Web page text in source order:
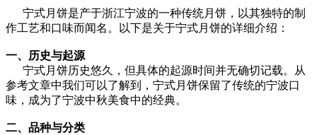
宁式月饼是产于浙江宁波的一种传统月饼，以其独特的制
作工艺和口味而闻名。以下是关于宁式月饼的详细介绍：
一、历史与起源
宁式月饼历史悠久，但具体的起源时间并无确切记载。从
参考文章中我们可以了解到，宁式月饼保留了传统的宁波口
味，成为了宁波中秋美食中的经典。
二、品种与分类